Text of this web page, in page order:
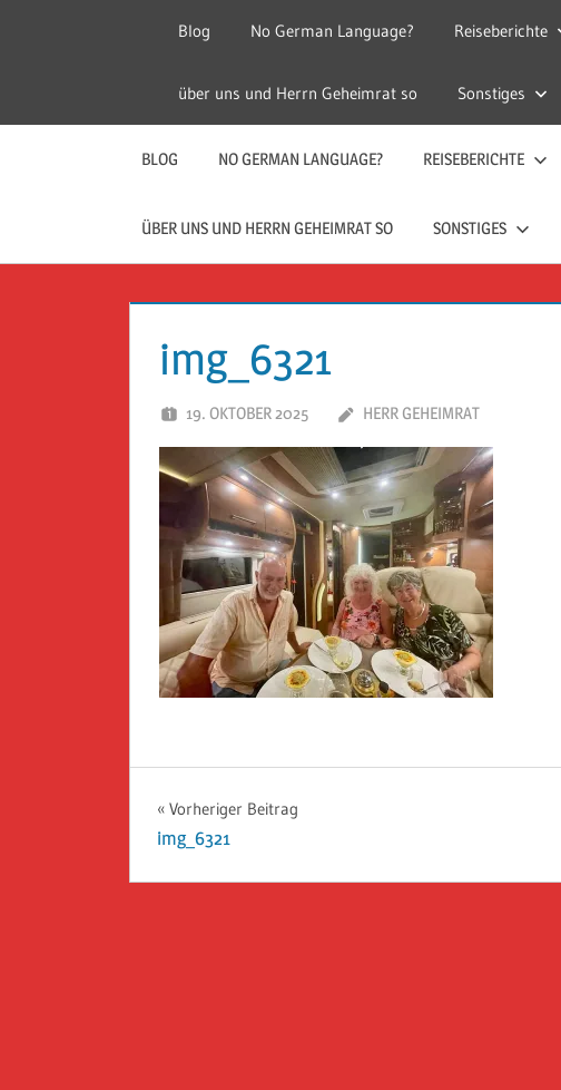
Reise
Guckloch
–
Geheimrat
auf
Reisen
Geheimrat
auf
Reisen
Blog No German Language? Reiseberichte
über uns und Herrn Geheimrat so Sonstiges
BLOG NO GERMAN LANGUAGE? REISEBERICHTE
ÜBER UNS UND HERRN GEHEIMRAT SO SONSTIGES
img_6321
19. OKTOBER 2025 HERR GEHEIMRAT
Beitragsnavigation
Vorheriger Beitrag
img_6321